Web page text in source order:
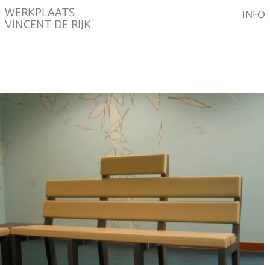
INFO
WERKPLAATS
VINCENT DE RIJK